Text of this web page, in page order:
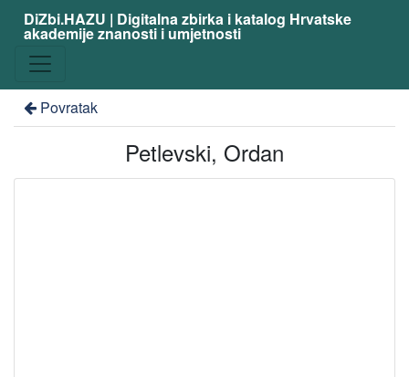
DiZbi.HAZU | Digitalna zbirka i katalog Hrvatske
akademije znanosti i umjetnosti
Povratak
Petlevski, Ordan